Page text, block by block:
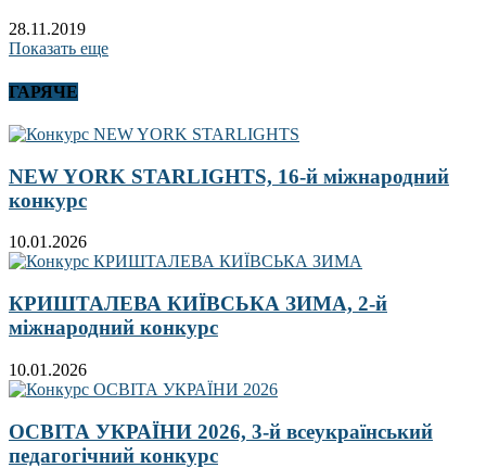
28.11.2019
Показать еще
ГАРЯЧЕ
NEW YORK STARLIGHTS, 16-й міжнародний
конкурс
10.01.2026
КРИШТАЛЕВА КИЇВСЬКА ЗИМА, 2-й
міжнародний конкурс
10.01.2026
ОСВІТА УКРАЇНИ 2026, 3-й всеукраїнський
педагогічний конкурс